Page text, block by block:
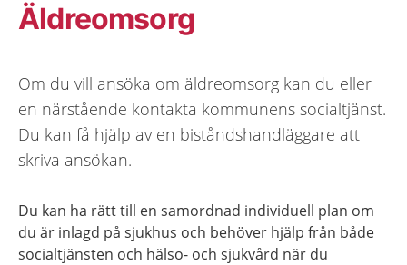
Äldreomsorg
Om du vill ansöka om äldreomsorg kan du eller
en närstående kontakta kommunens socialtjänst.
Du kan få hjälp av en biståndshandläggare att
skriva ansökan.
Du kan ha rätt till en samordnad individuell plan om
du är inlagd på sjukhus och behöver hjälp från både
socialtjänsten och hälso- och sjukvård när du